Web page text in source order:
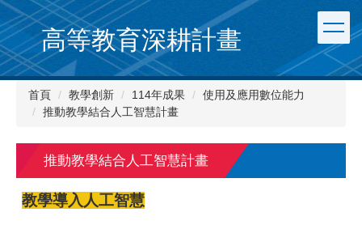
跳
到
主
要
內
高等教育深耕計畫
首頁 教學創新 114年成果
使用及應用數位能力
推動教學結合人工智慧計畫
推動教學結合人工智慧計畫
教學導入人工智慧